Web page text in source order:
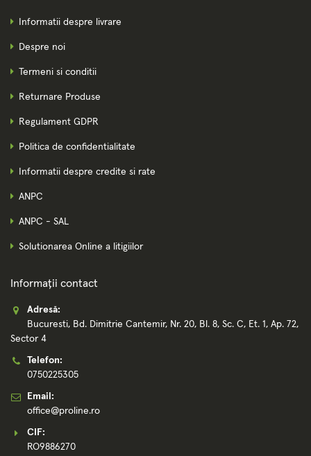
Informatii despre livrare
Despre noi
Termeni si conditii
Returnare Produse
Regulament GDPR
Politica de confidentialitate
Informatii despre credite si rate
ANPC
ANPC - SAL
Solutionarea Online a litigiilor
Informații contact
Adresă:
Bucuresti, Bd. Dimitrie Cantemir, Nr. 20, Bl. 8, Sc. C, Et. 1, Ap. 72,
Sector 4
Telefon:
0750225305
Email:
office@proline.ro
CIF:
RO9886270